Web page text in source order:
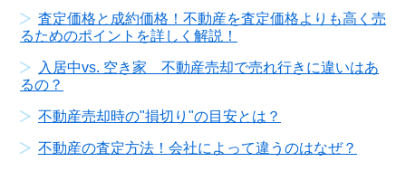
査定価格と成約価格！不動産を査定価格よりも高く売
るためのポイントを詳しく解説！
入居中vs. 空き家 不動産売却で売れ行きに違いはあ
るの？
不動産売却時の"損切り"の目安とは？
不動産の査定方法！会社によって違うのはなぜ？